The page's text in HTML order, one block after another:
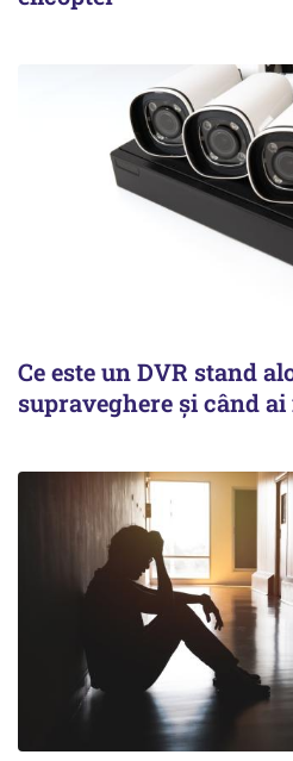
Ce este un DVR stand
supraveghere și când ai